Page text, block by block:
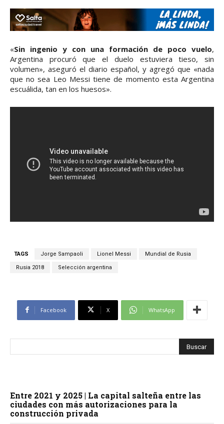
«Sin ingenio y con una formación de poco vuelo,
Argentina procuró que el duelo estuviera tieso, sin
volumen», aseguró el diario español, y agregó que «nada
que no sea Leo Messi tiene de momento esta Argentina
escuálida, tan en los huesos».
TAGS Jorge Sampaoli Lionel Messi Mundial de Rusia
Rusia 2018 Selección argentina
Facebook X WhatsApp
Entre 2021 y 2025 | La capital salteña entre las
ciudades con más autorizaciones para la
construcción privada